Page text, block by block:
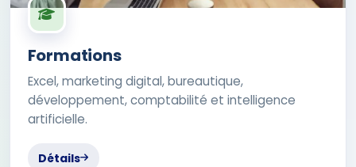
Formations
Excel, marketing digital, bureautique,
développement, comptabilité et intelligence
artificielle.
Détails